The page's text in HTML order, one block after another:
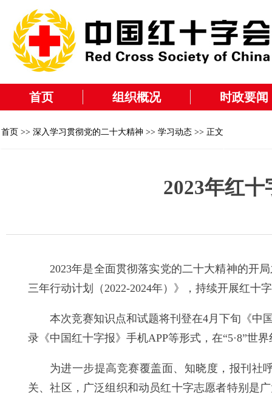
首页 组织概况 时政要闻
首页 >> 深入学习贯彻党的二十大精神 >> 学习动态 >> 正文
2023年红
2023年是全面贯彻落实党的二十大精神的开
三年行动计划（2022-2024年）》，持续开展红十
本次竞赛知识点和试题将刊登在4月下旬《中
录《中国红十字报》手机APP等形式，在“5·8”世
为进一步提高竞赛覆盖面、知晓度，报刊社
关、社区，广泛组织和动员红十字志愿者特别是